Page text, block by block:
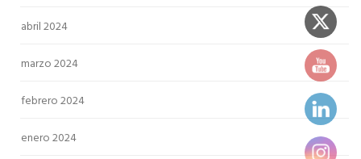
abril 2024
marzo 2024
febrero 2024
enero 2024